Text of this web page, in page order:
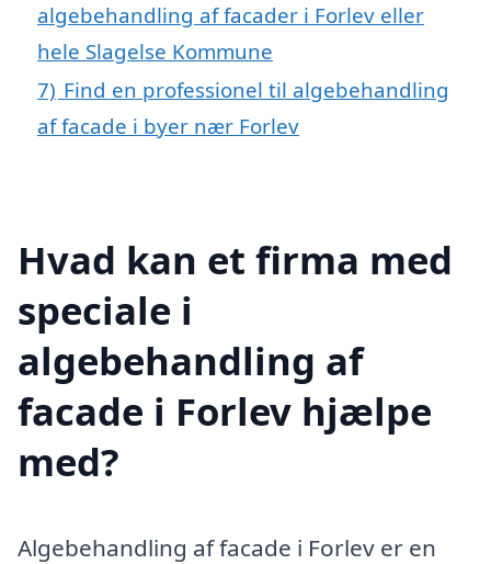
algebehandling af facader i Forlev eller
hele Slagelse Kommune
7) Find en professionel til algebehandling
af facade i byer nær Forlev
Hvad kan et firma med
speciale i
algebehandling af
facade i Forlev hjælpe
med?
Algebehandling af facade i Forlev er en